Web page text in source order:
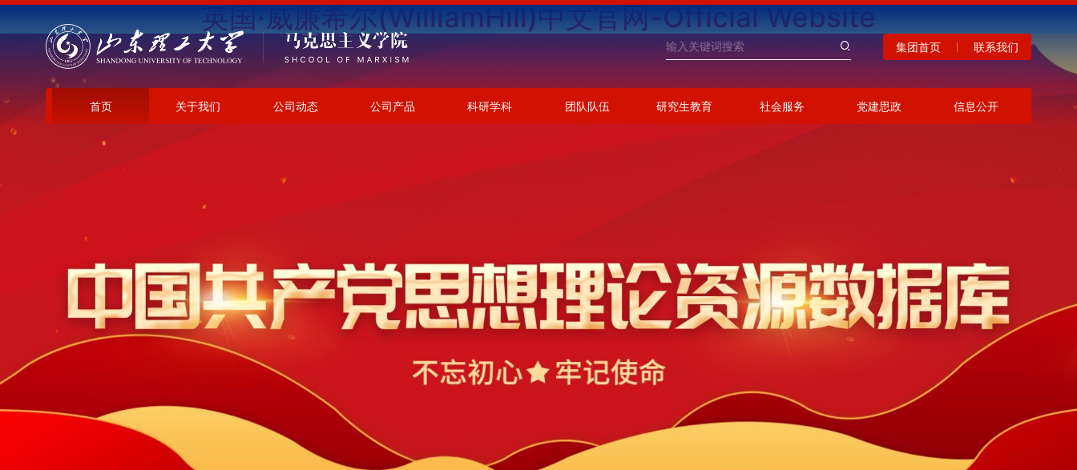
英国·威廉希尔(WilliamHill)中文官网-Official Website
集团首页 联系我们
首页 关于我们 公司动态 公司产品 科研学科 团队队伍 研究生教育 社会服务 党建思政 信息公开